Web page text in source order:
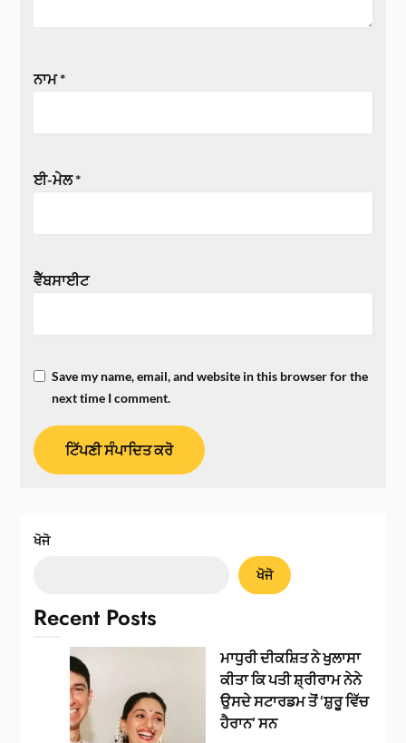
ਨਾਮ*
ਈ-ਮੇਲ*
ਵੈੱਬਸਾਈਟ
Save my name, email, and website in this browser for the
next time I comment.
ਖੋਜੋ
ਖੋਜੋ
Recent Posts
ਮਾਧੁਰੀ ਦੀਕਸ਼ਿਤ ਨੇ ਖੁਲਾਸਾ
ਕੀਤਾ ਕਿ ਪਤੀ ਸ਼੍ਰੀਰਾਮ ਨੇਨੇ
ਉਸਦੇ ਸਟਾਰਡਮ ਤੋਂ ‘ਸ਼ੁਰੂ ਵਿੱਚ
ਹੈਰਾਨ’ ਸਨ